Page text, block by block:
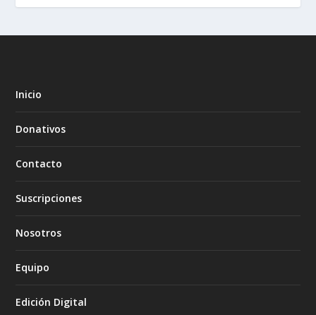
Inicio
Donativos
Contacto
Suscripciones
Nosotros
Equipo
Edición Digital